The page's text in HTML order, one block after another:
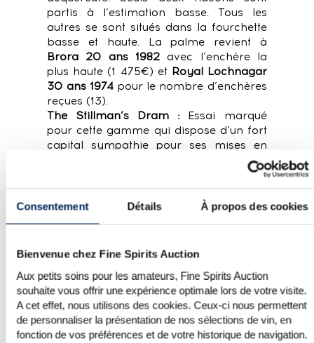
Consentement Détails À propos des cookies
Bienvenue chez Fine Spirits Auction
Aux petits soins pour les amateurs, Fine Spirits Auction
souhaite vous offrir une expérience optimale lors de votre visite.
A cet effet, nous utilisons des cookies. Ceux-ci nous permettent
de personnaliser la présentation de nos sélections de vin, en
fonction de vos préférences et de votre historique de navigation.
partis à l’estimation basse. Tous les
autres se sont situés dans la fourchette
basse et haute. La palme revient à
Brora 20 ans 1982 avec l’enchère la
plus haute (1 475€) et Royal Lochnagar
30 ans 1974 pour le nombre d’enchères
reçues (13).
The Stillman’s Dram : Essai marqué
pour cette gamme qui dispose d’un fort
capital sympathie pour ses mises en
bouteilles, avec une mention toute
particulière pour ses whiskeys irlandais
plus de 66 enchères réparties sur
une mise remportée à 401€, bien au-
delà de l’estimation haute.
LE JAPON NE FAIT PAS
EXCEPTION !